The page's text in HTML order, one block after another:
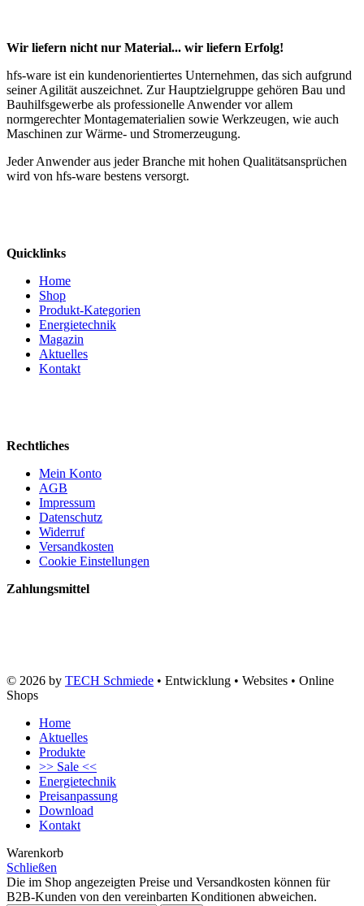
Wir liefern nicht nur Material... wir liefern Erfolg!
hfs-ware ist ein kundenorientiertes Unternehmen, das sich aufgrund
seiner Agilität auszeichnet. Zur Hauptzielgruppe gehören Bau und
Bauhilfsgewerbe als professionelle Anwender vor allem
normgerechter Montagematerialien sowie Werkzeugen, wie auch
Maschinen zur Wärme- und Stromerzeugung.
Jeder Anwender aus jeder Branche mit hohen Qualitätsansprüchen
wird von hfs-ware bestens versorgt.
Quicklinks
Home
Shop
Produkt-Kategorien
Energietechnik
Magazin
Aktuelles
Kontakt
Rechtliches
Mein Konto
AGB
Impressum
Datenschutz
Widerruf
Versandkosten
Cookie Einstellungen
Zahlungsmittel
© 2026 by TECH Schmiede • Entwicklung • Websites • Online
Shops
Home
Aktuelles
Produkte
>> Sale <<
Energietechnik
Preisanpassung
Download
Kontakt
Warenkorb
Schließen
Die im Shop angezeigten Preise und Versandkosten können für
B2B-Kunden von den vereinbarten Konditionen abweichen.